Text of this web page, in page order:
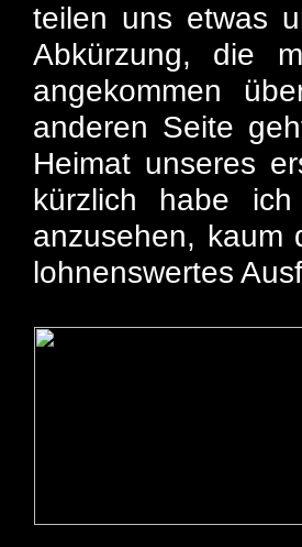
teilen uns etwas
Abkürzung, die
angekommen
anderen Seite
Heimat unseres
kürzlich habe
anzusehen, kaum
lohnenswertes